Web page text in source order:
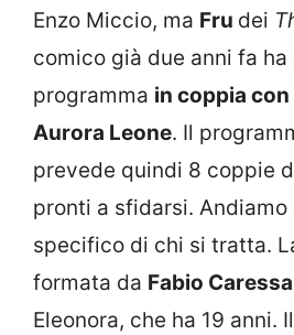
Enzo Miccio, ma Fru dei
comico già due anni fa
programma in coppia
Aurora Leone. Il
prevede quindi 8 coppie
pronti a sfidarsi. Andiamo
specifico di chi si tratta.
formata da Fabio
Eleonora, che ha 19 anni.